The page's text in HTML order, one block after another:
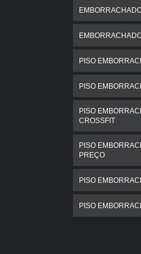
PISO
PISO
PISO
CROSSFIT
PISO
PREÇO
PISO
PISO